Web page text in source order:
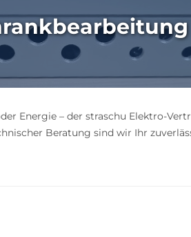
Energie – der straschu Elektro-
Beratung sind wir Ihr